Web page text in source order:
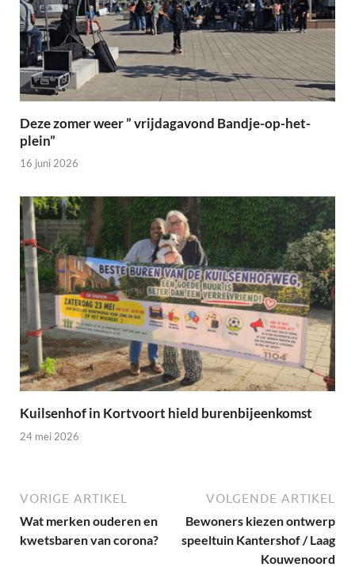
Deze zomer weer ” vrijdagavond Bandje-op-het-
plein”
16 juni 2026
Kuilsenhof in Kortvoort hield burenbijeenkomst
24 mei 2026
VORIGE ARTIKEL
Wat merken ouderen en
kwetsbaren van corona?
VOLGENDE ARTIKEL
Bewoners kiezen ontwerp
speeltuin Kantershof / Laag
Kouwenoord